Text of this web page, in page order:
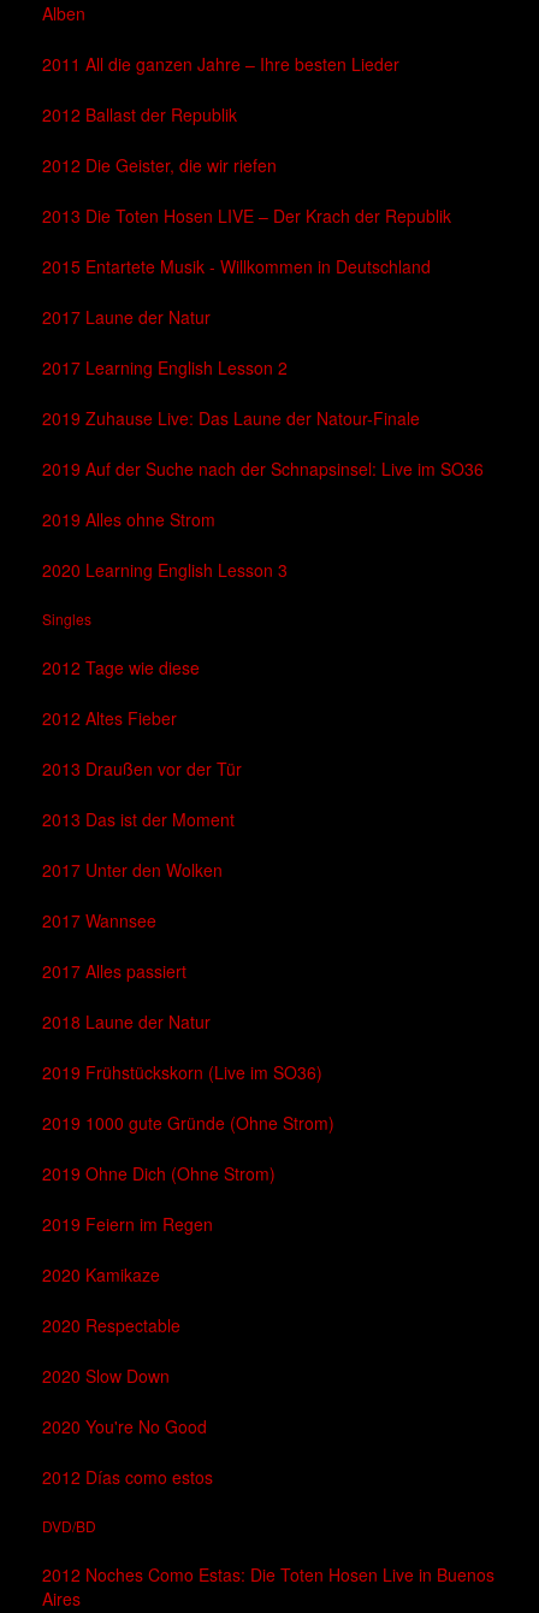
Alben
2011 All die ganzen Jahre – Ihre besten Lieder
2012 Ballast der Republik
2012 Die Geister, die wir riefen
2013 Die Toten Hosen LIVE – Der Krach der Republik
2015 Entartete Musik - Willkommen in Deutschland
2017 Laune der Natur
2017 Learning English Lesson 2
2019 Zuhause Live: Das Laune der Natour-Finale
2019 Auf der Suche nach der Schnapsinsel: Live im SO36
2019 Alles ohne Strom
2020 Learning English Lesson 3
Singles
2012 Tage wie diese
2012 Altes Fieber
2013 Draußen vor der Tür
2013 Das ist der Moment
2017 Unter den Wolken
2017 Wannsee
2017 Alles passiert
2018 Laune der Natur
2019 Frühstückskorn (Live im SO36)
2019 1000 gute Gründe (Ohne Strom)
2019 Ohne Dich (Ohne Strom)
2019 Feiern im Regen
2020 Kamikaze
2020 Respectable
2020 Slow Down
2020 You're No Good
2012 Días como estos
DVD/BD
2012 Noches Como Estas: Die Toten Hosen Live in Buenos
Aires